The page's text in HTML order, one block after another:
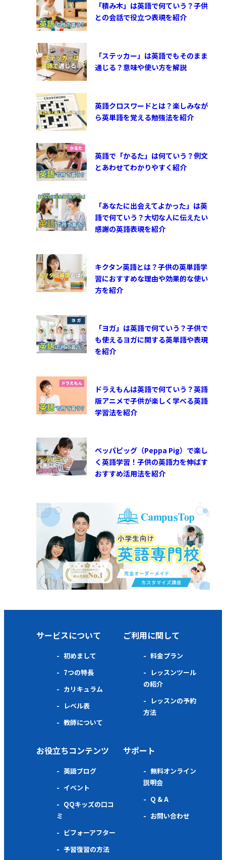
「積み木」は英語で何ていう？子供
との会話で役立つ表現を紹介
「ステッカー」は英語でもそのまま
通じる？意味や使い方を解説
英語クロスワードとは？楽しみなが
ら英単語を覚える勉強法を紹介
英語で「かるた」は何ていう？例文
とあわせてわかりやすく紹介
「あなたに出会えてよかった」は英
語で何ていう？大切な人に伝えたい
感謝の英語表現を紹介
キクタン英語とは？子供の英単語学
習におすすめな理由や効果的な使い
方を紹介
「ヨガ」は英語で何ていう？子供で
も使えるヨガに関する英単語や表現
を紹介
ドラえもんは英語で何ていう？英語
版アニメで子供が楽しく学べる英語
学習法を紹介
ペッパピッグ（Peppa Pig）で楽し
く英語学習！子供の英語力を伸ばす
おすすめ活用法を紹介
サービスについて
初めまして
7つの特長
カリキュラム
レベル表
教師について
ご利用に関して
料金プラン
レッスンツール
の紹介
レッスンの予約
方法
お役立ちコンテンツ
英語ブログ
イベント
QQキッズの口コ
ミ
ビフォーアフター
予習復習の方法
サポート
無料オンライン
説明会
Q & A
お問い合わせ